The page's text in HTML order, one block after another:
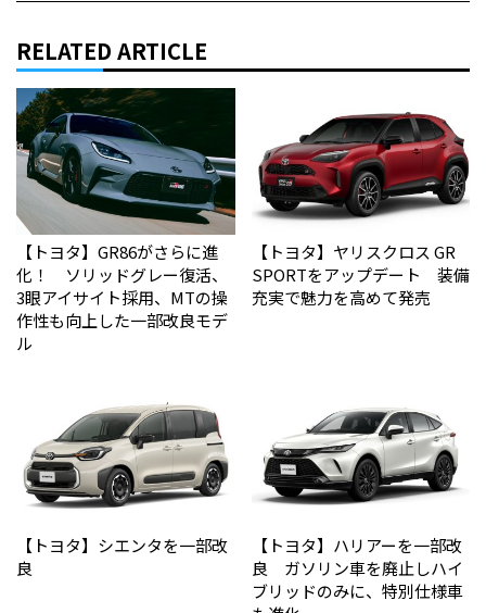
RELATED ARTICLE
【トヨタ】GR86がさらに進
化！ ソリッドグレー復活、
3眼アイサイト採用、MTの操
作性も向上した一部改良モデ
ル
【トヨタ】ヤリスクロス GR
SPORTをアップデート 装備
充実で魅力を高めて発売
【トヨタ】シエンタを一部改
良
【トヨタ】ハリアーを一部改
良 ガソリン車を廃止しハイ
ブリッドのみに、特別仕様車